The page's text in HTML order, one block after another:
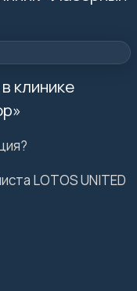
клинике
LOTOS UNITED